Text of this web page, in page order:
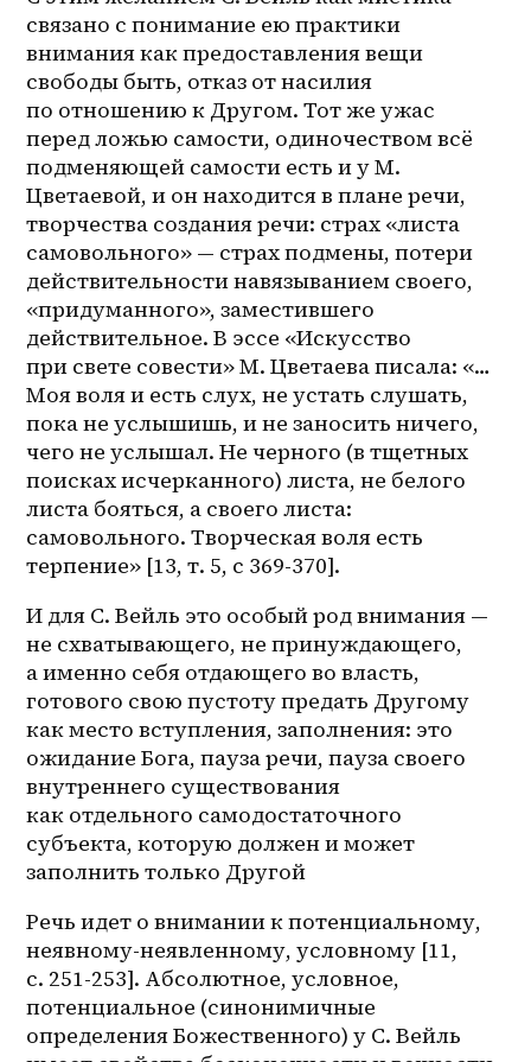
связано с понимание ею практики
внимания как предоставления вещи
свободы быть, отказ от насилия
по отношению к Другом. Тот же ужас
перед ложью самости, одиночеством всё
подменяющей самости есть и у М.
Цветаевой, и он находится в плане речи,
творчества создания речи: страх «листа
самовольного» — страх подмены, потери
действительности навязыванием своего,
«придуманного», заместившего
действительное. В эссе «Искусство
при свете совести» М. Цветаева писала: «…
Моя воля и есть слух, не устать слушать,
пока не услышишь, и не заносить ничего,
чего не услышал. Не черного (в тщетных
поисках исчерканного) листа, не белого
листа бояться, а своего листа:
самовольного. Творческая воля есть
терпение» [13, т. 5, с 369-370].
И для С. Вейль это особый род внимания —
не схватывающего, не принуждающего,
а именно себя отдающего во власть,
готового свою пустоту предать Другому
как место вступления, заполнения: это
ожидание Бога, пауза речи, пауза своего
внутреннего существования
как отдельного самодостаточного
субъекта, которую должен и может
заполнить только Другой
Речь идет о внимании к потенциальному,
неявному-неявленному, условному [11,
с. 251-253]. Абсолютное, условное,
потенциальное (синонимичные
определения Божественного) у С. Вейль